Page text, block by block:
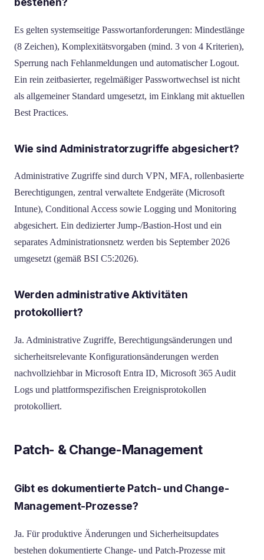
Es gelten systemseitige Passwortanforderungen: Mindestlänge
(8 Zeichen), Komplexitätsvorgaben (mind. 3 von 4 Kriterien),
Sperrung nach Fehlanmeldungen und automatischer Logout.
Ein rein zeitbasierter, regelmäßiger Passwortwechsel ist nicht
als allgemeiner Standard umgesetzt, im Einklang mit aktuellen
Best Practices.
Wie sind Administratorzugriffe abgesichert?
Administrative Zugriffe sind durch VPN, MFA, rollenbasierte
Berechtigungen, zentral verwaltete Endgeräte (Microsoft
Intune), Conditional Access sowie Logging und Monitoring
abgesichert. Ein dedizierter Jump-/Bastion-Host und ein
separates Administrationsnetz werden bis September 2026
umgesetzt (gemäß BSI C5:2026).
Werden administrative Aktivitäten
protokolliert?
Ja. Administrative Zugriffe, Berechtigungsänderungen und
sicherheitsrelevante Konfigurationsänderungen werden
nachvollziehbar in Microsoft Entra ID, Microsoft 365 Audit
Logs und plattformspezifischen Ereignisprotokollen
protokolliert.
Patch- & Change-Management
Gibt es dokumentierte Patch- und Change-
Management-Prozesse?
Ja. Für produktive Änderungen und Sicherheitsupdates
bestehen dokumentierte Change- und Patch-Prozesse mit